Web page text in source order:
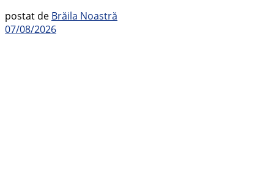
postat de Brăila Noastră
07/08/2026